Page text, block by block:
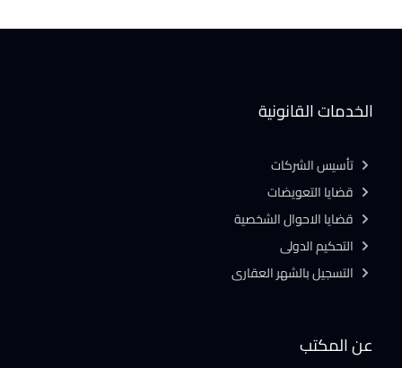
عن المكتب
الخدمات القانونية
تأسيس الشركات
قضايا التعويضات
قضايا الاحوال الشخصية
التحكيم الدولى
التسجيل بالشهر العقارى